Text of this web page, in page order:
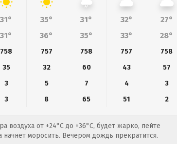
31° 35° 31° 32°
27°
31° 36° 35° 33° 28°
758 757 758 757
758
35 32 60 43
57
3 5 7 4
3
3 8 65 51 2
воздуха от +24°C до +36°C, будет жарко, пейте
моросить. Вечером дождь прекратится.